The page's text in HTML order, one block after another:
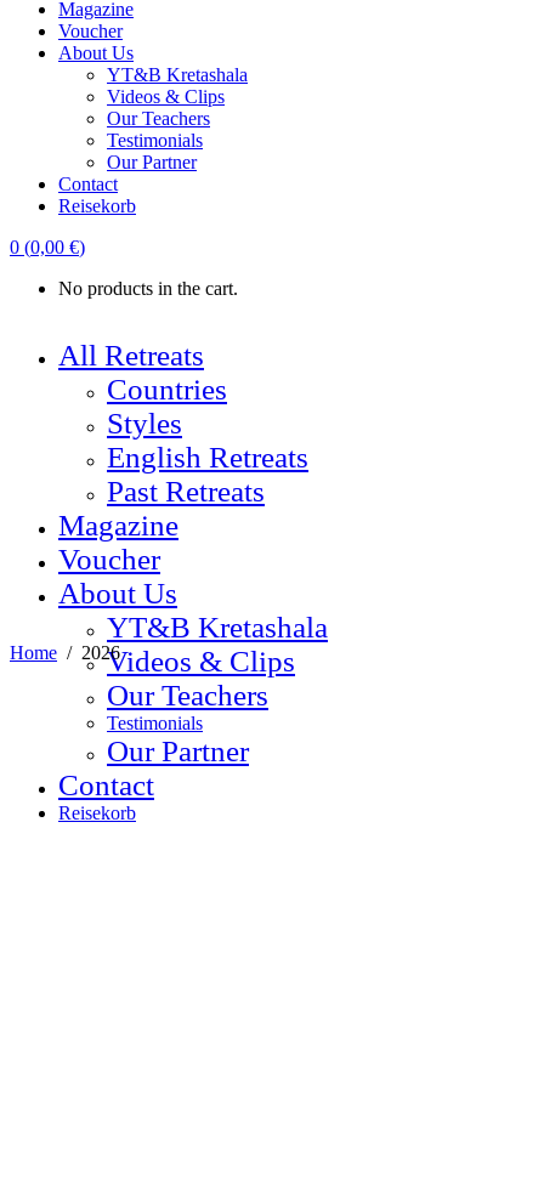
Magazine
Voucher
About Us
YT&B Kretashala
Videos & Clips
Our Teachers
Testimonials
Our Partner
Contact
Reisekorb
0 (0,00 €)
No products in the cart.
All Retreats
Countries
Styles
English Retreats
Past Retreats
Magazine
Voucher
About Us
YT&B Kretashala
Videos & Clips
Our Teachers
Testimonials
Our Partner
Contact
Reisekorb
Home / 2026